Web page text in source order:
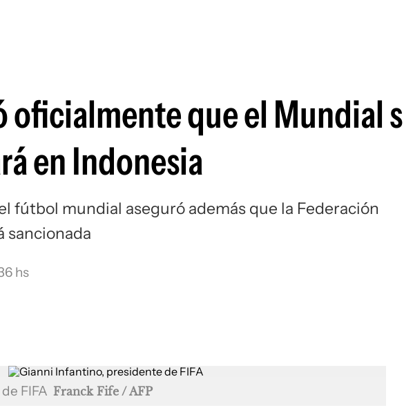
oficialmente que el Mundial
en Indonesia
fútbol mundial aseguró además que la Federación
sancionada
hs
FIFA Franck Fife / AFP